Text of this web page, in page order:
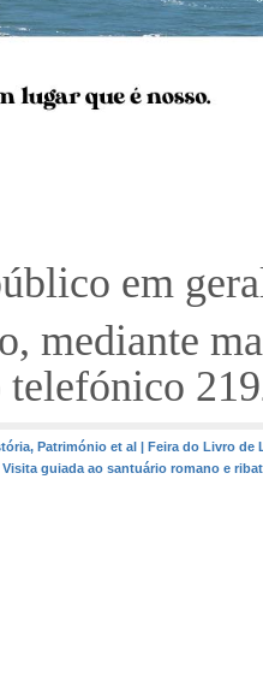
em
mediante
telefónico
Património et al | Feira do Livro de
guiada ao santuário romano e